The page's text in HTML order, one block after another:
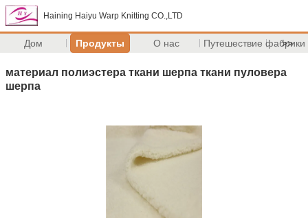
Haining Haiyu Warp Knitting CO.,LTD
Дом Продукты О нас Путешествие фабрики
>>
материал полиэстера ткани шерпа ткани пуловера
шерпа